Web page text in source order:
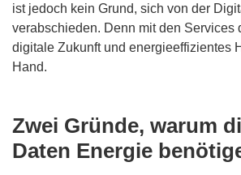
ist jedoch kein Grund, sich von der
verabschieden. Denn mit den Services
digitale Zukunft und energieeffizientes
Hand.
Zwei Gründe, warum
Daten Energie